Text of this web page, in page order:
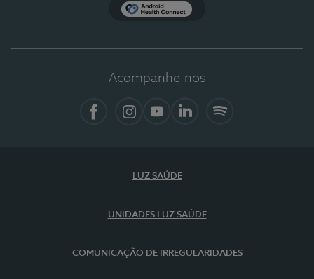
Acompanhe-nos
LUZ SAÚDE
UNIDADES LUZ SAÚDE
COMUNICAÇÃO DE IRREGULARIDADES